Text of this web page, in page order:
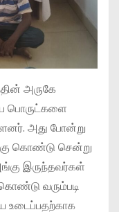
அருகே
பொருட்களை
அது போன்று
கொண்டு சென்று
இருந்தவர்கள்
வரும்படி
உடைப்பதற்காக